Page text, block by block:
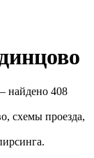
найдено 408
схемы проезда,